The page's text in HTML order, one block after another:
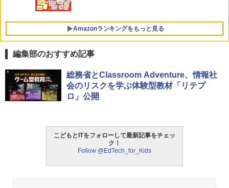
上 KUMON LK-10
￥2,015
Amazonランキングをもっと見る
1
ThinkFun ボードゲーム 「サーキット・
メイズ」 配線回路をプログラミングする
日本語説明書付 8歳~ 76341 誕生日 クリ
スマス
モルカ: 原子・分子に強くなるカードゲ
ーム
編集部のおすすめ記事
総務省とClassroom Adventure、情報社
会のリスクを学ぶ体験型教材「リテプ
ロ」公開
こどもとITをフォローして最新記事をチェッ
ク！
Follow @EdTech_for_Kids